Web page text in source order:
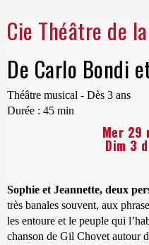
Cie Théâtre de
De Carlo Bondi
Théâtre musical - Dès 3 ans
Durée : 45 min
Mer 29
Dim 3
Sophie et Jeannette, deux
très banales souvent, aux
les entoure et le peuple qui
chanson de Gil Chovet autour